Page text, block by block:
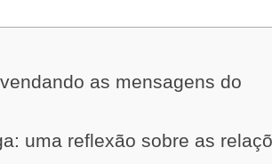
as mensagens do
uma reflexão sobre as